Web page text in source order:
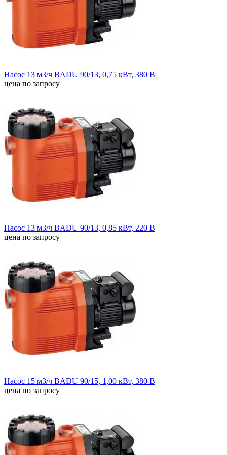
Насос 13 м3/ч BADU 90/13, 0,75 кВт, 380 В
цена по запросу
Насос 13 м3/ч BADU 90/13, 0,85 кВт, 220 В
цена по запросу
Насос 15 м3/ч BADU 90/15, 1,00 кВт, 380 В
цена по запросу